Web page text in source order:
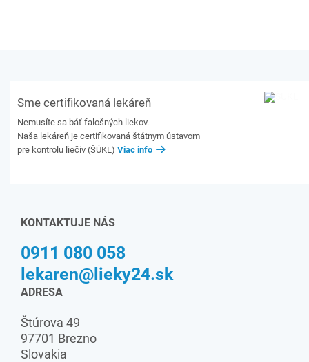
Sme certifikovaná lekáreň
Nemusíte sa báť falošných liekov.
Naša lekáreň je certifikovaná štátnym ústavom
pre kontrolu liečiv (ŠÚKL) Viac info
KONTAKTUJE NÁS
0911 080 058
lekaren@lieky24.sk
ADRESA
Štúrova 49
97701 Brezno
Slovakia